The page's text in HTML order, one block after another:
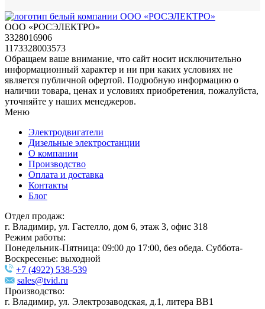
ООО «РОСЭЛЕКТРО»
3328016906
1173328003573
Обращаем ваше внимание, что сайт носит исключительно
информационный характер и ни при каких условиях не
является публичной офертой. Подробную информацию о
наличии товара, ценах и условиях приобретения, пожалуйста,
уточняйте у наших менеджеров.
Меню
Электродвигатели
Дизельные электростанции
О компании
Производство
Оплата и доставка
Контакты
Блог
Отдел продаж:
г. Владимир, ул. Гастелло, дом 6, этаж 3, офис 318
Режим работы:
Понедельник-Пятница: 09:00 до 17:00, без обеда. Суббота-
Воскресенье: выходной
+7 (4922) 538-539
sales@tvid.ru
Производство:
г. Владимир, ул. Электрозаводская, д.1, литера ВВ1